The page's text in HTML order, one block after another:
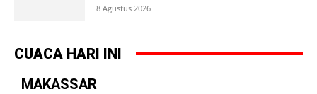
8 Agustus 2026
CUACA HARI INI
MAKASSAR